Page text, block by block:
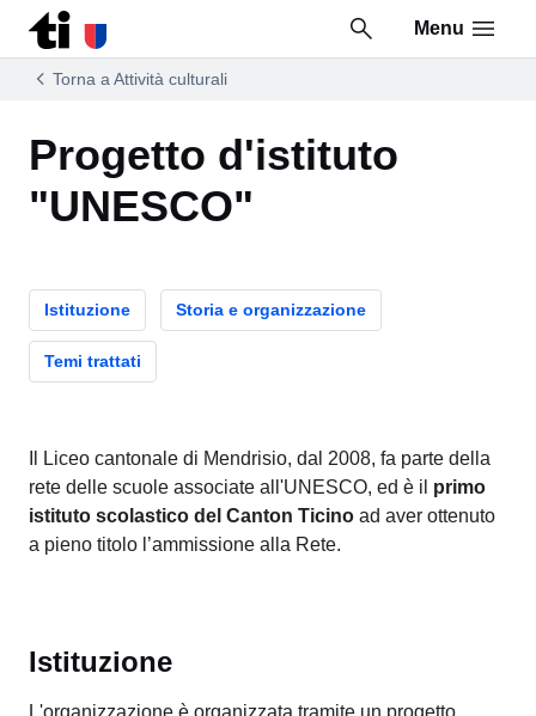
Vai al contenuto della pagina
Vai al piè di pagina
Menu
Torna a Attività culturali
Progetto d'istituto
"UNESCO"
Istituzione Storia e organizzazione
Temi trattati
Il Liceo cantonale di Mendrisio, dal 2008, fa parte della
rete delle scuole associate all'UNESCO, ed è il primo
istituto scolastico del Canton Ticino ad aver ottenuto
a pieno titolo l’ammissione alla Rete.
Istituzione
L'organizzazione è organizzata tramite un progetto